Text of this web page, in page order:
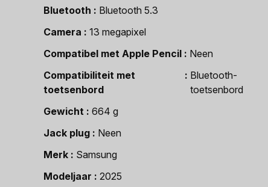
Bluetooth
Bluetooth 5.3
Camera
13 megapixel
Compatibel met Apple Pencil
Neen
Compatibiliteit met
toetsenbord
Bluetooth-
toetsenbord
Gewicht
664 g
Jack plug
Neen
Merk
Samsung
Modeljaar
2025